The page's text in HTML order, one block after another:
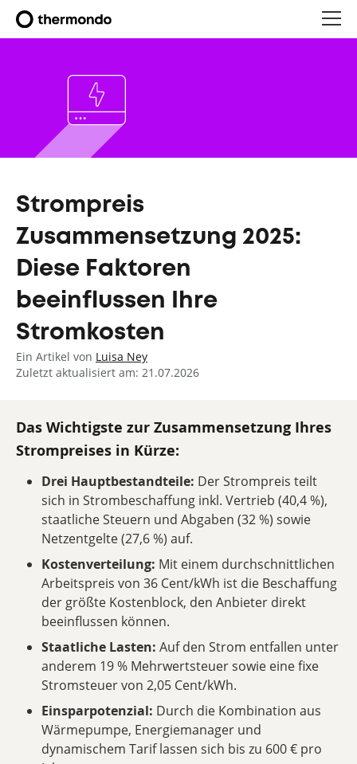
Strompreis
Zusammensetzung 2025:
Diese Faktoren
beeinflussen Ihre
Stromkosten
Ein Artikel von Luisa Ney
Zuletzt aktualisiert am: 21.07.2026
Das Wichtigste zur Zusammensetzung Ihres
Strompreises in Kürze:
Drei Hauptbestandteile: Der Strompreis teilt
sich in Strombeschaffung inkl. Vertrieb (40,4 %),
staatliche Steuern und Abgaben (32 %) sowie
Netzentgelte (27,6 %) auf.
Kostenverteilung: Mit einem durchschnittlichen
Arbeitspreis von 36 Cent/kWh ist die Beschaffung
der größte Kostenblock, den Anbieter direkt
beeinflussen können.
Staatliche Lasten: Auf den Strom entfallen unter
anderem 19 % Mehrwertsteuer sowie eine fixe
Stromsteuer von 2,05 Cent/kWh.
Einsparpotenzial: Durch die Kombination aus
Wärmepumpe, Energiemanager und
dynamischem Tarif lassen sich bis zu 600 € pro